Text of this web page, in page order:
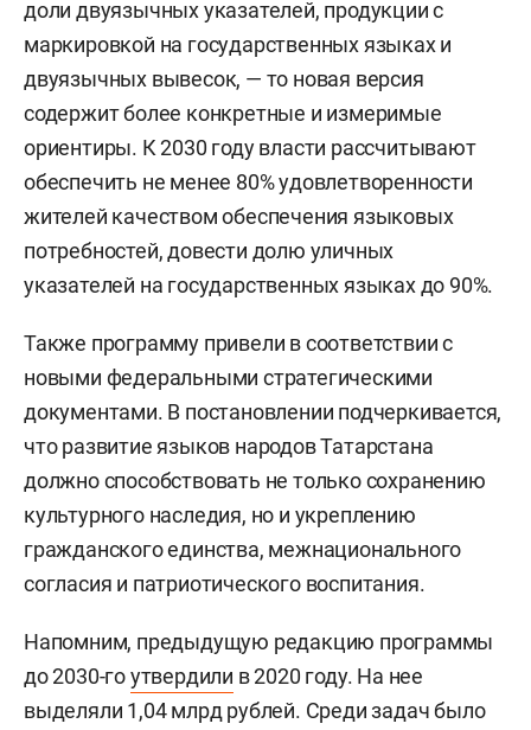
доли двуязычных указателей, продукции с
маркировкой на государственных языках и
двуязычных вывесок, — то новая версия
содержит более конкретные и измеримые
ориентиры. К 2030 году власти рассчитывают
обеспечить не менее 80% удовлетворенности
жителей качеством обеспечения языковых
потребностей, довести долю уличных
указателей на государственных языках до 90%.
Также программу привели в соответствии с
новыми федеральными стратегическими
документами. В постановлении подчеркивается,
что развитие языков народов Татарстана
должно способствовать не только сохранению
культурного наследия, но и укреплению
гражданского единства, межнационального
согласия и патриотического воспитания.
Напомним, предыдущую редакцию программы
до 2030-гоутвердили в 2020 году. На нее
выделяли 1,04 млрд рублей. Среди задач было